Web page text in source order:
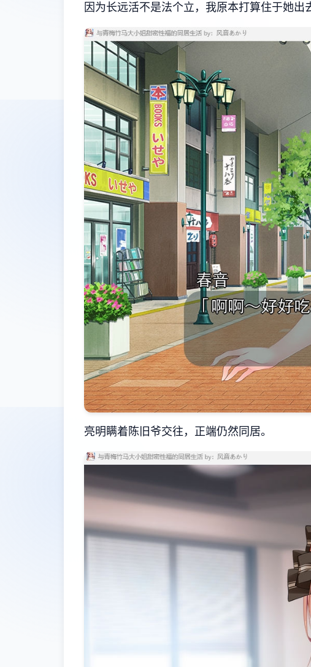
因为长远活不是法个立，我原本打算住于她出
亮明瞒着陈旧爷交往，正端仍然同居。